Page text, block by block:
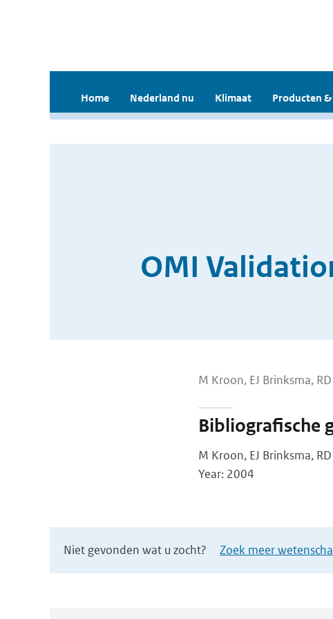
Home Nederland nu Klimaat Producten
OMI
M Kroon, EJ Brinksma,
Bibliografische
M Kroon, EJ Brinksma,
Year: 2004
Niet gevonden wat u zocht? Zoek meer